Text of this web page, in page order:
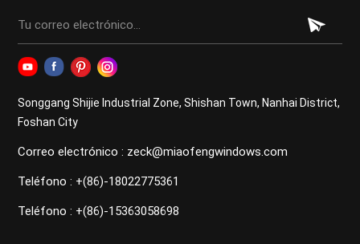
Songgang Shijie Industrial Zone, Shishan Town, Nanhai District,
Foshan City
Correo electrónico : zeck@miaofengwindows.com
Teléfono : +(86)-18022775361
Teléfono : +(86)-15363058698